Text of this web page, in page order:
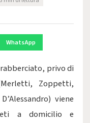
WhatsApp
privo di
Zoppetti,
viene
a domicilio e